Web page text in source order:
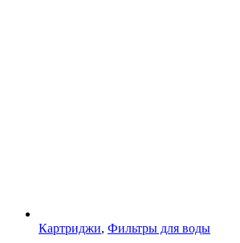
Картриджи, Фильтры для воды